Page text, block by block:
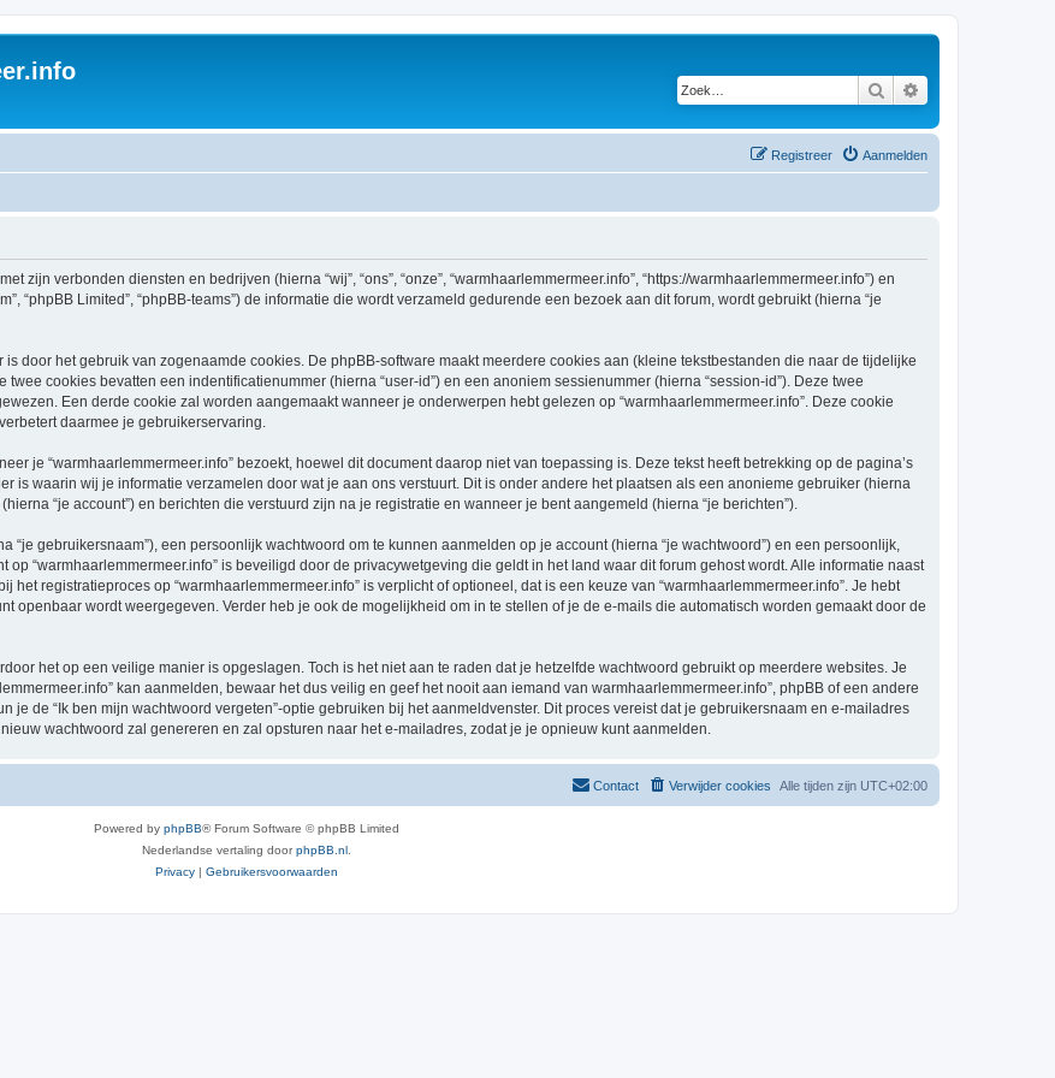
Zoek
Aanmelden
Registreer
zijn verbonden diensten en bedrijven (hierna “wij”, “ons”, “onze”, “warmhaarlemmermeer.info”, “https://warmhaarlemmermeer.info”) en
“phpBB Limited”, “phpBB-teams”) de informatie die wordt verzameld gedurende een bezoek aan dit forum, wordt gebruikt (hierna “je
door het gebruik van zogenaamde cookies. De phpBB-software maakt meerdere cookies aan (kleine tekstbestanden die naar de tijdelijke
cookies bevatten een indentificatienummer (hierna “user-id”) en een anoniem sessienummer (hierna “session-id”). Deze twee
Een derde cookie zal worden aangemaakt wanneer je onderwerpen hebt gelezen op “warmhaarlemmermeer.info”. Deze cookie
daarmee je gebruikerservaring.
je “warmhaarlemmermeer.info” bezoekt, hoewel dit document daarop niet van toepassing is. Deze tekst heeft betrekking op de pagina’s
is waarin wij je informatie verzamelen door wat je aan ons verstuurt. Dit is onder andere het plaatsen als een anonieme gebruiker (hierna
“je account”) en berichten die verstuurd zijn na je registratie en wanneer je bent aangemeld (hierna “je berichten”).
gebruikersnaam”), een persoonlijk wachtwoord om te kunnen aanmelden op je account (hierna “je wachtwoord”) en een persoonlijk,
“warmhaarlemmermeer.info” is beveiligd door de privacywetgeving die geldt in het land waar dit forum gehost wordt. Alle informatie naast
registratieproces op “warmhaarlemmermeer.info” is verplicht of optioneel, dat is een keuze van “warmhaarlemmermeer.info”. Je hebt
openbaar wordt weergegeven. Verder heb je ook de mogelijkheid om in te stellen of je de e-mails die automatisch worden gemaakt door de
het op een veilige manier is opgeslagen. Toch is het niet aan te raden dat je hetzelfde wachtwoord gebruikt op meerdere websites. Je
kan aanmelden, bewaar het dus veilig en geef het nooit aan iemand van warmhaarlemmermeer.info”, phpBB of een andere
je de “Ik ben mijn wachtwoord vergeten”-optie gebruiken bij het aanmeldvenster. Dit proces vereist dat je gebruikersnaam en e-mailadres
wachtwoord zal genereren en zal opsturen naar het e-mailadres, zodat je je opnieuw kunt aanmelden.
Alle tijden zijn UTC+02:00
Verwijder cookies
Contact
Powered by phpBB® Forum Software © phpBB Limited
Nederlandse vertaling doorphpBB.nl
Privacy | Gebruikersvoorwaarden